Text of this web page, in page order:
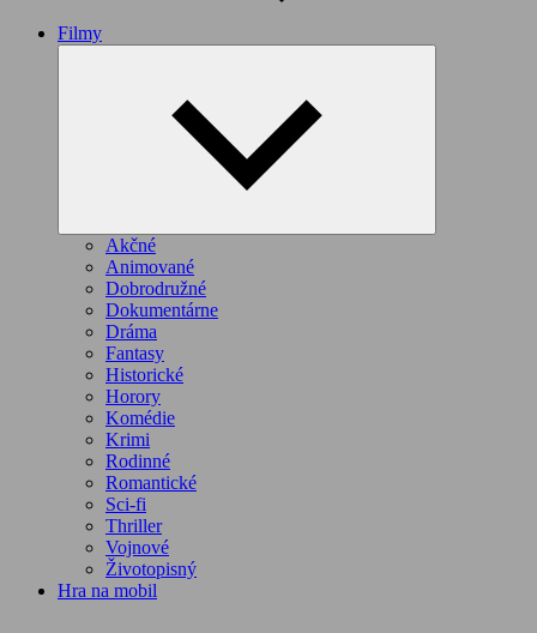
Filmy
Akčné
Animované
Dobrodružné
Dokumentárne
Dráma
Fantasy
Historické
Horory
Komédie
Krimi
Rodinné
Romantické
Sci-fi
Thriller
Vojnové
Životopisný
Hra na mobil